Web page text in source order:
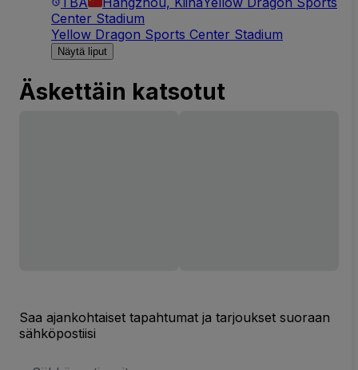
Center Stadium
Yellow Dragon Sports Center Stadium
Näytä liput
Äskettäin katsotut
Saa ajankohtaiset tapahtumat ja tarjoukset suoraan
sähköpostiisi